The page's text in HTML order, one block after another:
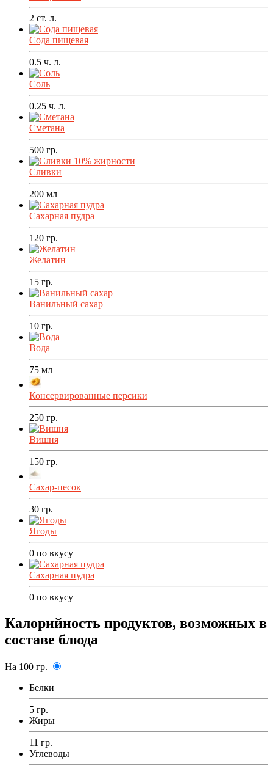
2 ст. л.
Сода пищевая
0.5 ч. л.
Соль
0.25 ч. л.
Сметана
500 гр.
Сливки
200 мл
Сахарная пудра
120 гр.
Желатин
15 гр.
Ванильный сахар
10 гр.
Вода
75 мл
Консервированные персики
250 гр.
Вишня
150 гр.
Сахар-песок
30 гр.
Ягоды
0 по вкусу
Сахарная пудра
0 по вкусу
Калорийность продуктов, возможных в
составе блюда
На 100 гр.
Белки
5 гр.
Жиры
11 гр.
Углеводы